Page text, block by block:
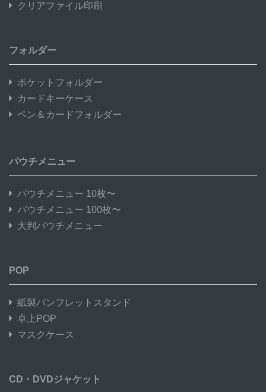
クリアファイル印刷
フォルダー
ポケットフォルダー
カードキーケース
ペン＆カードフォルダー
パウチメニュー
パウチメニュー 10枚〜
パウチメニュー 100枚〜
大判パウチメニュー
POP
紙製パンフレットスタンド
卓上POP
マスクケース
CD・DVDジャケット